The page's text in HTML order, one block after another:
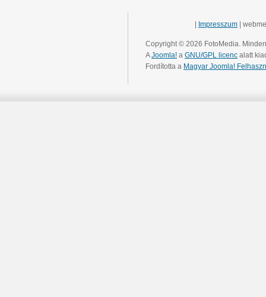
Impresszum |
Copyright © 2026 FotoMedia.
AJoomla! a GNU/GPL licenc alatt
Fordította a Magyar Joomla!